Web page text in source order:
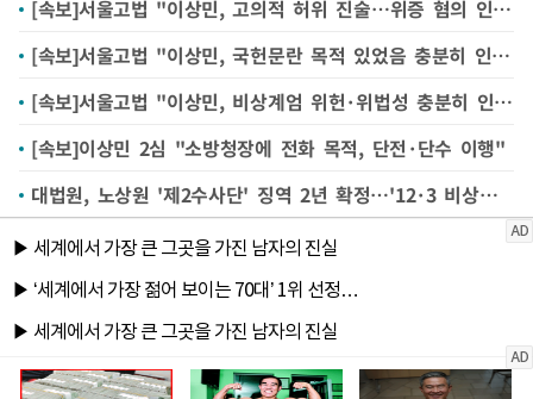
[속보]서울고법 "이상민, 고의적 허위 진술…위증 혐의 인정"
[속보]서울고법 "이상민, 국헌문란 목적 있었음 충분히 인정"
[속보]서울고법 "이상민, 비상계엄 위헌·위법성 충분히 인식"
[속보]이상민 2심 "소방청장에 전화 목적, 단전·단수 이행"
대법원, 노상원 '제2수사단' 징역 2년 확정…'12·3 비상계엄' 첫 판단